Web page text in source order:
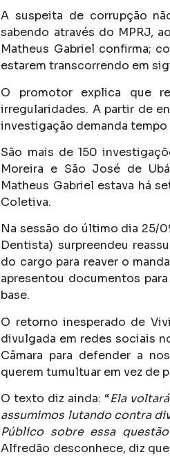
A suspeita de corrupção
sabendo através do MPRJ,
Matheus Gabriel confirma;
estarem transcorrendo em
O promotor explica que
irregularidades. A partir de
investigação demanda tempo
São mais de 150
Moreira e São José de
Matheus Gabriel estava há
Coletiva.
Na sessão do último dia 25/
Dentista) surpreendeu
do cargo para reaver o
apresentou documentos
base.
O retorno inesperado de
divulgada em redes sociais
Câmara para defender a
querem tumultuar em vez de
O texto diz ainda: “Ela
assumimos lutando contra
Público sobre essa
Alfredão desconhece, diz